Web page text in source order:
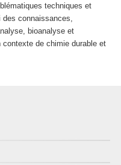
techniques et
connaissances,
bioanalyse et
de chimie durable et